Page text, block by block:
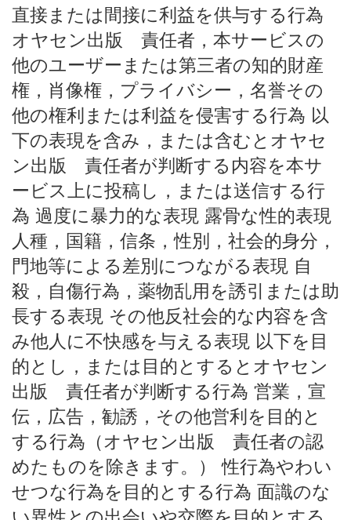
直接または間接に利益を供与する行為
オヤセン出版 責任者，本サービスの
他のユーザーまたは第三者の知的財産
権，肖像権，プライバシー，名誉その
他の権利または利益を侵害する行為 以
下の表現を含み，または含むとオヤセ
ン出版 責任者が判断する内容を本サ
ービス上に投稿し，または送信する行
為 過度に暴力的な表現 露骨な性的表現
人種，国籍，信条，性別，社会的身分，
門地等による差別につながる表現 自
殺，自傷行為，薬物乱用を誘引または助
長する表現 その他反社会的な内容を含
み他人に不快感を与える表現 以下を目
的とし，または目的とするとオヤセン
出版 責任者が判断する行為 営業，宣
伝，広告，勧誘，その他営利を目的と
する行為（オヤセン出版 責任者の認
めたものを除きます。） 性行為やわい
せつな行為を目的とする行為 面識のな